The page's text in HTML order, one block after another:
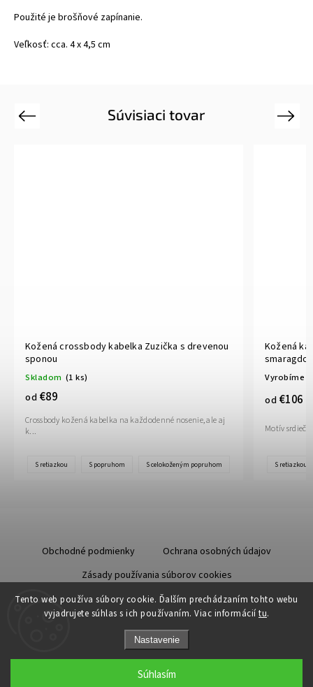
Tento web používa súbory cookie. Ďalším prechádzaním tohto webu
vyjadrujete súhlas s ich používaním. Viac informácií tu.
Nastavenie
Súhlasím
Použité je brošňové zapínanie.
Veľkosť: cca. 4 x 4,5 cm
Súvisiaci tovar
Previous
Kožená crossbody kabelka Zuzička s drevenou
sponou
Skladom (1 ks)
od €89
Crossbody kožená kabelka na každodenné nosenie, ale aj
k...
S retiazkou S popruhom S celokoženým popruhom
Kožená
Vyrobíme
od €106
Motív
S retiazkou
Next
Obchodné podmienky
Ochrana osobných údajov
Zásady používania súborov cookies
Starostlivosť o kožu